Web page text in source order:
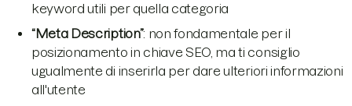
keyword utili per quella categoria
“Meta Description”: non fondamentale per il
posizionamento in chiave SEO, ma ti consiglio
ugualmente di inserirla per dare ulteriori informazioni
all'utente